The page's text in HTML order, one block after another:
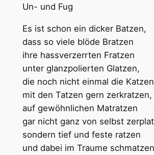
Un- und Fug
Es ist schon ein dicker Batzen,
dass so viele blöde Bratzen
ihre hassverzerrten Fratzen
unter glanzpolierten Glatzen,
die noch nicht einmal die Katzen
mit den Tatzen gern zerkratzen,
auf gewöhnlichen Matratzen
gar nicht ganz von selbst
sondern tief und feste ratzen
und dabei im Traume